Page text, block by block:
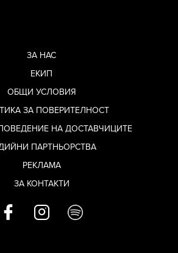
ЗА НАС
ЕКИП
ОБЩИ УСЛОВИЯ
ЗА ПОВЕРИТЕЛНОСТ
НА ДОСТАВЧИЦИТЕ
ПАРТНЬОРСТВА
РЕКЛАМА
ЗА КОНТАКТИ